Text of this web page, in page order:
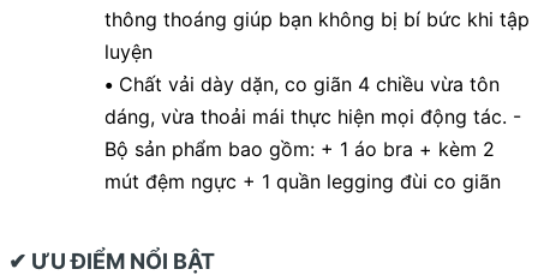
thông thoáng giúp bạn không bị bí bức khi tập
luyện
• Chất vải dày dặn, co giãn 4 chiều vừa tôn
dáng, vừa thoải mái thực hiện mọi động tác. -
Bộ sản phẩm bao gồm: + 1 áo bra + kèm 2
mút đệm ngực + 1 quần legging đùi co giãn
✔ ƯU ĐIỂM NỔI BẬT